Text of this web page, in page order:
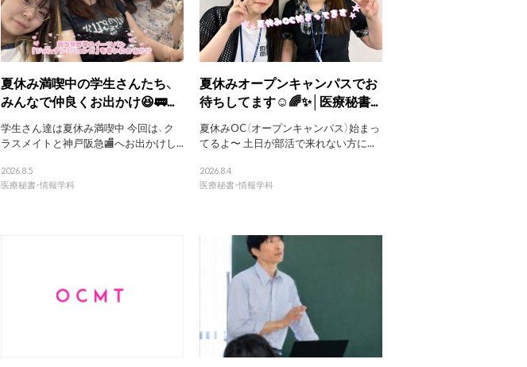
夏休み満喫中の学生さんたち、
みんなで仲良くお出かけ😆🚃...
学生さん達は夏休み満喫中 今回は、ク
ラスメイトと神戸阪急🏬へお出かけし...
2026.8.5
医療秘書・情報学科
夏休みオープンキャンパスでお
待ちしてます☺️🌈✨│医療秘書...
夏休みOC（オープンキャンパス）始まっ
てるよ〜 土日が部活で来れない方に...
2026.8.4
医療秘書・情報学科